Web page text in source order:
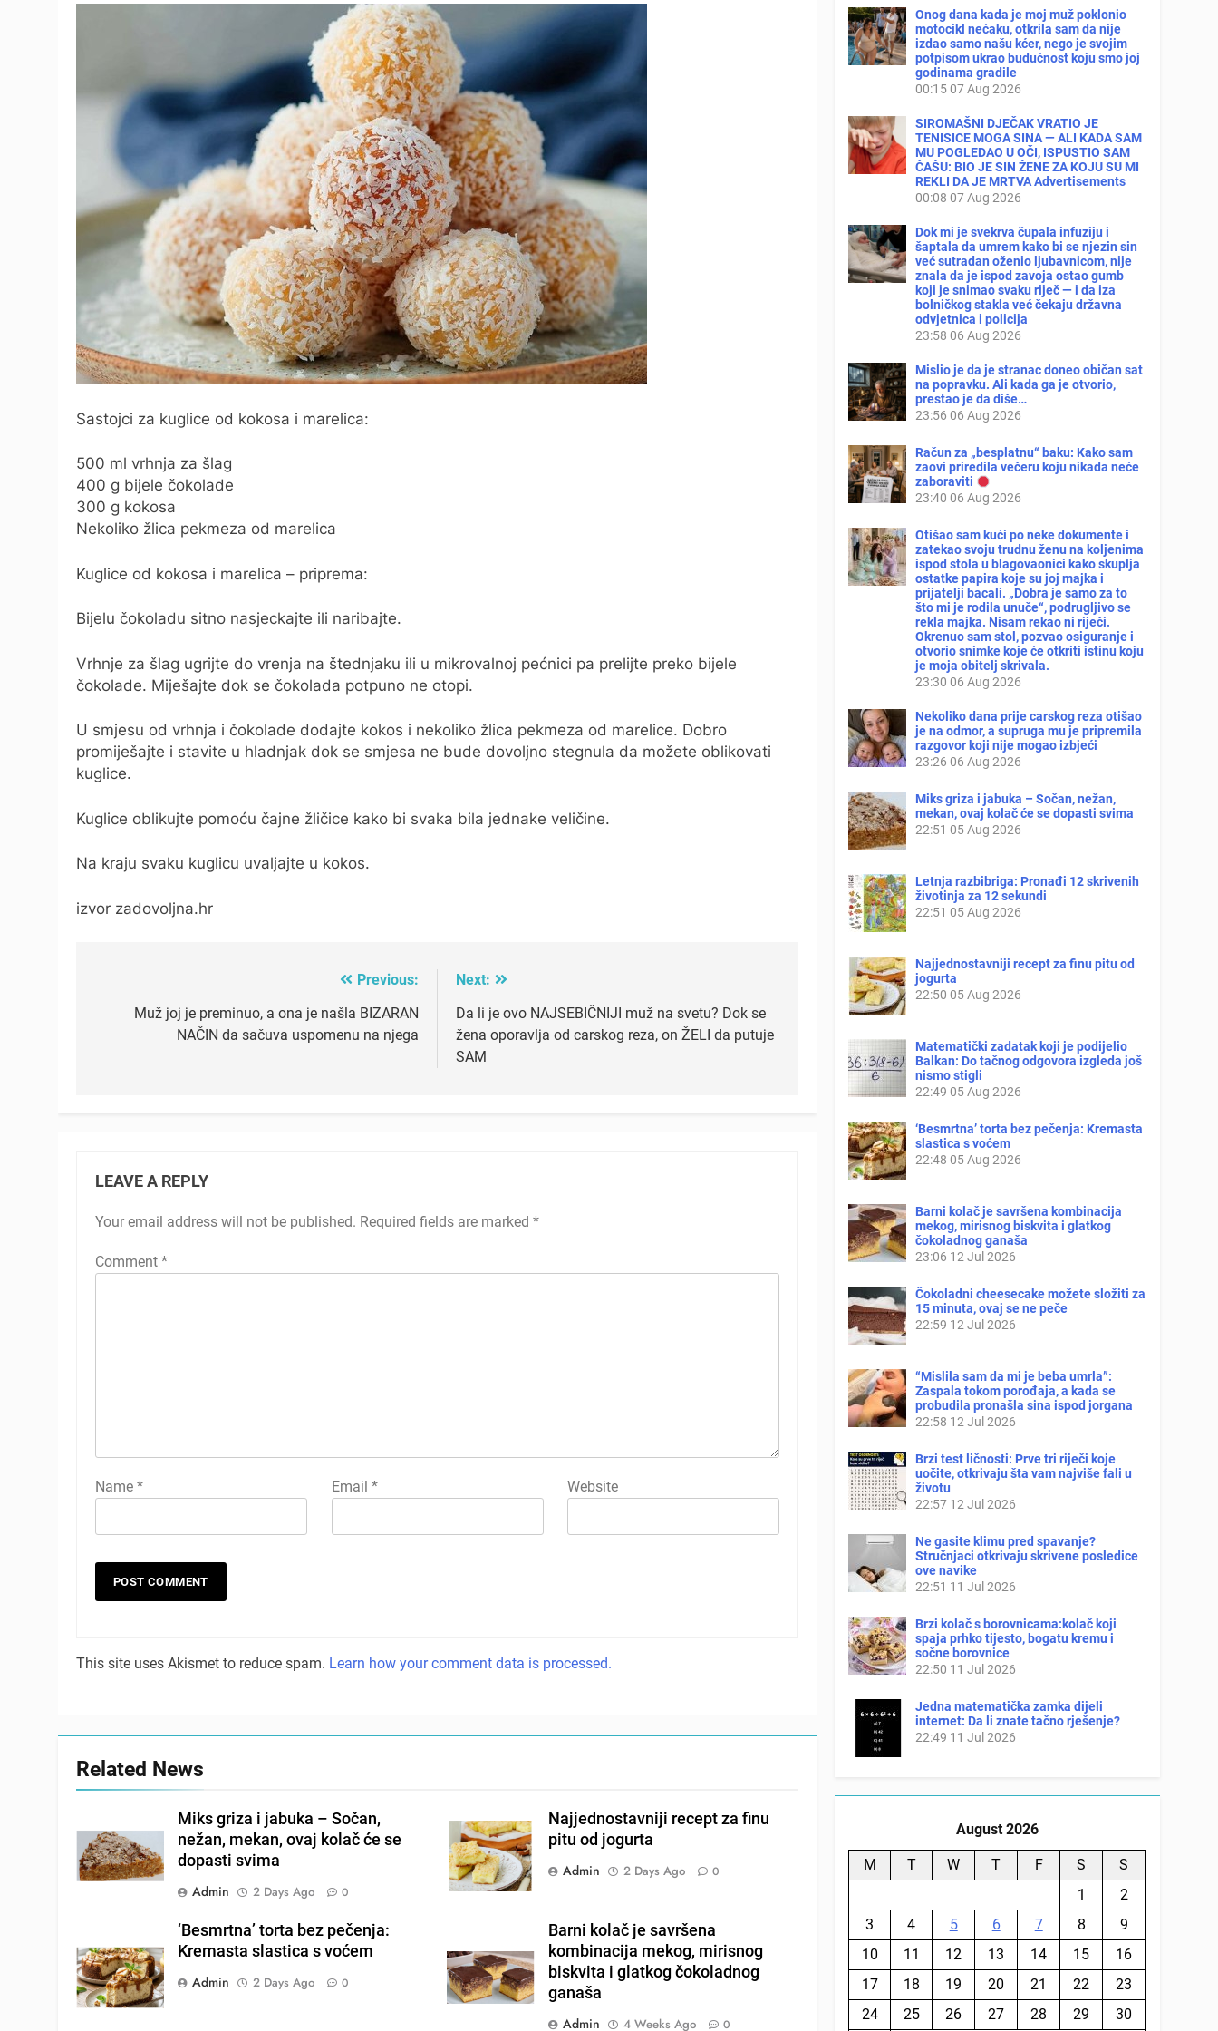
Sastojci za kuglice od kokosa i marelica:
500 ml vrhnja za šlag
400 g bijele čokolade
300 g kokosa
Nekoliko žlica pekmeza od marelica
Kuglice od kokosa i marelica – priprema:
Bijelu čokoladu sitno nasjeckajte ili naribajte.
Vrhnje za šlag ugrijte do vrenja na štednjaku ili u mikrovalnoj pećnici pa prelijte preko bijele
čokolade. Miješajte dok se čokolada potpuno ne otopi.
U smjesu od vrhnja i čokolade dodajte kokos i nekoliko žlica pekmeza od marelice. Dobro
promiješajte i stavite u hladnjak dok se smjesa ne bude dovoljno stegnula da možete oblikovati
kuglice.
Kuglice oblikujte pomoću čajne žličice kako bi svaka bila jednake veličine.
Na kraju svaku kuglicu uvaljajte u kokos.
izvor zadovoljna.hr
navigation
Previous:
Muž joj je preminuo, a ona je našla BIZARAN
NAČIN da sačuva uspomenu na njega
Next:
Da li je ovo NAJSEBIČNIJI muž na svetu? Dok se
žena oporavlja od carskog reza, on ŽELI da putuje
SAM
LEAVE A REPLY
Your email address will not be published. Required fields are marked *
Comment *
Name * Email * Website
This site uses Akismet to reduce spam. Learn how your comment data is processed.
Related News
Miks griza i jabuka – Sočan,
nežan, mekan, ovaj kolač će se
dopasti svima
Admin
2 Days Ago 0
Najjednostavniji recept za finu
pitu od jogurta
Admin
2 Days Ago 0
‘Besmrtna’ torta bez pečenja:
Kremasta slastica s voćem
Admin
2 Days Ago 0
Barni kolač je savršena
kombinacija mekog, mirisnog
biskvita i glatkog čokoladnog
ganaša
Admin
4 Weeks Ago 0
Onog dana kada je moj muž poklonio
motocikl nećaku, otkrila sam da nije
izdao samo našu kćer, nego je svojim
potpisom ukrao budućnost koju smo joj
godinama gradile
00:15 07 Aug 2026
SIROMAŠNI DJEČAK VRATIO JE
TENISICE MOGA SINA — ALI KADA SAM
MU POGLEDAO U OČI, ISPUSTIO SAM
ČAŠU: BIO JE SIN ŽENE ZA KOJU SU MI
REKLI DA JE MRTVA Advertisements
00:08 07 Aug 2026
Dok mi je svekrva čupala infuziju i
šaptala da umrem kako bi se njezin sin
već sutradan oženio ljubavnicom, nije
znala da je ispod zavoja ostao gumb
koji je snimao svaku riječ — i da iza
bolničkog stakla već čekaju državna
odvjetnica i policija
23:58 06 Aug 2026
Mislio je da je stranac doneo običan sat
na popravku. Ali kada ga je otvorio,
prestao je da diše…
23:56 06 Aug 2026
Račun za „besplatnu“ baku: Kako sam
zaovi priredila večeru koju nikada neće
zaboraviti
23:40 06 Aug 2026
Otišao sam kući po neke dokumente i
zatekao svoju trudnu ženu na koljenima
ispod stola u blagovaonici kako skuplja
ostatke papira koje su joj majka i
prijatelji bacali. „Dobra je samo za to
što mi je rodila unuče“, podrugljivo se
rekla majka. Nisam rekao ni riječi.
Okrenuo sam stol, pozvao osiguranje i
otvorio snimke koje će otkriti istinu koju
je moja obitelj skrivala.
23:30 06 Aug 2026
Nekoliko dana prije carskog reza otišao
je na odmor, a supruga mu je pripremila
razgovor koji nije mogao izbjeći
23:26 06 Aug 2026
Miks griza i jabuka – Sočan, nežan,
mekan, ovaj kolač će se dopasti svima
22:51 05 Aug 2026
Letnja razbibriga: Pronađi 12 skrivenih
životinja za 12 sekundi
22:51 05 Aug 2026
Najjednostavniji recept za finu pitu od
jogurta
22:50 05 Aug 2026
Matematički zadatak koji je podijelio
Balkan: Do tačnog odgovora izgleda još
nismo stigli
22:49 05 Aug 2026
‘Besmrtna’ torta bez pečenja: Kremasta
slastica s voćem
22:48 05 Aug 2026
Barni kolač je savršena kombinacija
mekog, mirisnog biskvita i glatkog
čokoladnog ganaša
23:06 12 Jul 2026
Čokoladni cheesecake možete složiti za
15 minuta, ovaj se ne peče
22:59 12 Jul 2026
“Mislila sam da mi je beba umrla”:
Zaspala tokom porođaja, a kada se
probudila pronašla sina ispod jorgana
22:58 12 Jul 2026
Brzi test ličnosti: Prve tri riječi koje
uočite, otkrivaju šta vam najviše fali u
životu
22:57 12 Jul 2026
Ne gasite klimu pred spavanje?
Stručnjaci otkrivaju skrivene posledice
ove navike
22:51 11 Jul 2026
Brzi kolač s borovnicama:kolač koji
spaja prhko tijesto, bogatu kremu i
sočne borovnice
22:50 11 Jul 2026
Jedna matematička zamka dijeli
internet: Da li znate tačno rješenje?
22:49 11 Jul 2026
August 2026
M T W T F S
S
1
2
3
4 5 6 7 8
9
10
11 12 13 14 15
16
17
18 19 20 21 22
23
24
25 26 27 28 29 30